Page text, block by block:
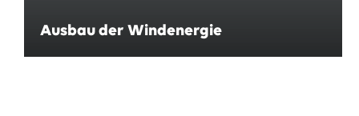
Ausbau der Windenergie